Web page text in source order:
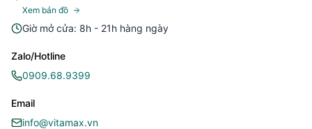
Xem bản đồ
Giờ mở cửa: 8h - 21h hàng ngày
Zalo/Hotline
0909.68.9399
Email
info@vitamax.vn